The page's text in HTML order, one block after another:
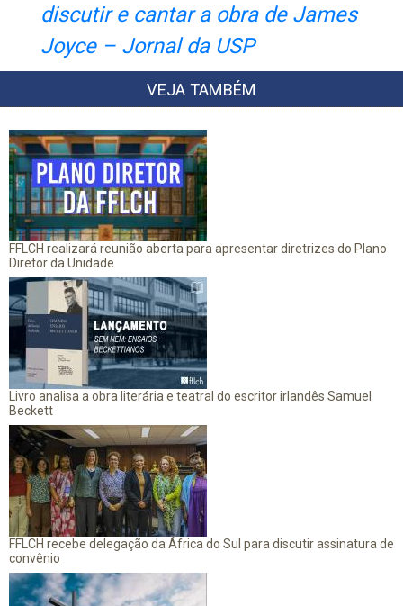
discutir e cantar a obra de James
Joyce – Jornal da USP
VEJA TAMBÉM
FFLCH realizará reunião aberta para apresentar diretrizes do Plano
Diretor da Unidade
Livro analisa a obra literária e teatral do escritor irlandês Samuel
Beckett
FFLCH recebe delegação da África do Sul para discutir assinatura de
convênio